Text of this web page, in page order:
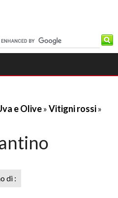
e Olive»Vitigni rossi»
di :